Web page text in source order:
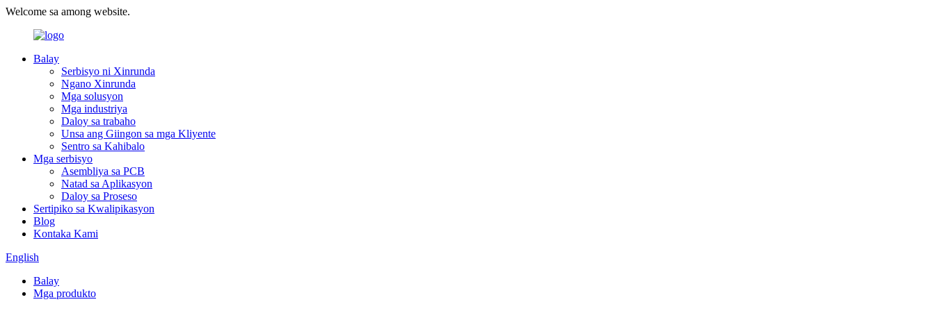
Welcome sa among website.
Balay
Serbisyo ni Xinrunda
Ngano Xinrunda
Mga solusyon
Mga industriya
Daloy sa trabaho
Unsa ang Giingon sa mga Kliyente
Sentro sa Kahibalo
Mga serbisyo
Asembliya sa PCB
Natad sa Aplikasyon
Daloy sa Proseso
Sertipiko sa Kwalipikasyon
Blog
Kontaka Kami
English
Balay
Mga produkto